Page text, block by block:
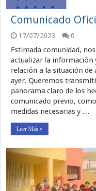
Comunicado
17/07/2023
0
Estimada comunidad,
actualizar la información
relación a la situación
ayer. Queremos
panorama claro de los
comunicado previo,
medidas necesarias y …
Leer Más »